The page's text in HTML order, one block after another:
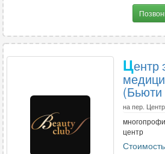
Э
Эмбриология Центр
на пер.
центр